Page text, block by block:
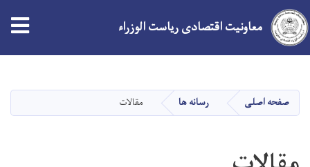
main
content
معاونیت اقتصادی ریاست الوزراء
صفحه اصلی رسانه ها مقالات